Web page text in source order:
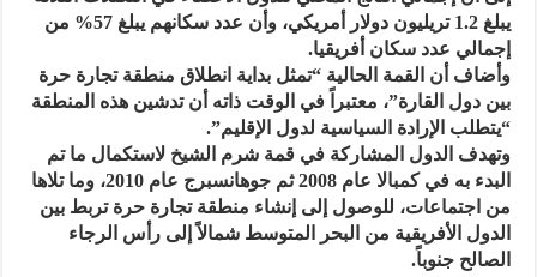
يبلغ 1.2 تريليون دولار أمريكي، وأن عدد سكانهم يبلغ 57% من
إجمالي عدد سكان أفريقيا.
وأضاف أن القمة الحالية “تمثل بداية انطلاق منطقة تجارة حرة
بين دول القارة”، معتبراً في الوقت ذاته أن تدشين هذه المنطقة
“يتطلب الإرادة السياسية لدول الإقليم”.
وتهدف الدول المشاركة في قمة شرم الشيخ لاستكمال ما تم
البدء به في كمبالا عام 2008 ثم جوهانسبرج عام 2010، وما تلاها
من اجتماعات، للوصول إلى إنشاء منطقة تجارة حرة تربط بين
الدول الأفريقية من البحر المتوسط شمالاً إلى رأس الرجاء
الصالح جنوباً.